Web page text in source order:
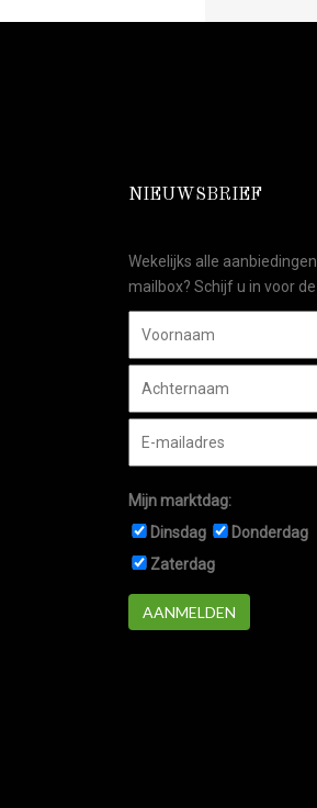
NIEUWSBRIEF
Wekelijks alle
mailbox? Schijf u in voor
Mijn marktdag:
Dinsdag
Donderdag
Zaterdag
AANMELDEN